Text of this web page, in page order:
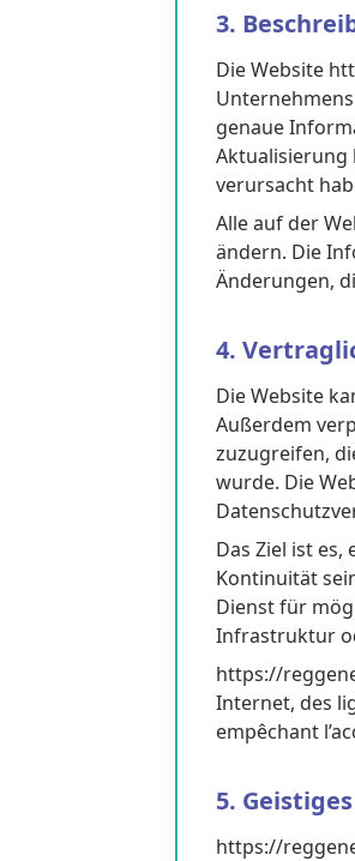
3.
Die Website
genaue
Aktualisierung
verursacht
Alle auf der
ändern. Die
Änderungen,
4.
Die Website
Außerdem
zuzugreifen,
wurde. Die
Das Ziel ist
Kontinuität
Dienst für
Infrastruktur
https://
Internet, des
empêchant
5.
https://